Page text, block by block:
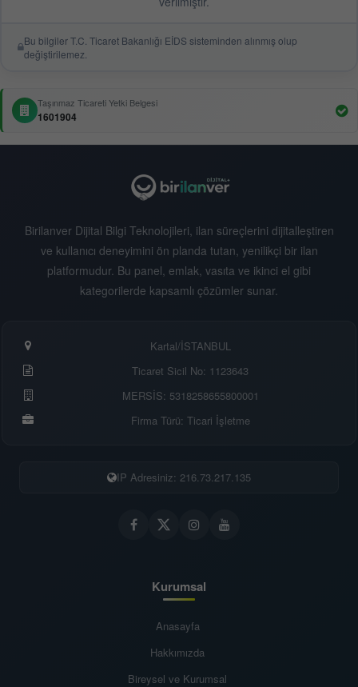
Bu bilgiler T.C. Ticaret Bakanlığı EİDS sisteminden alınmış olup
değiştirilemez.
Taşınmaz Ticareti Yetki Belgesi
1601904
Birilanver Dijital Bilgi Teknolojileri, ilan süreçlerini dijitalleştiren
ve kullanıcı deneyimini ön planda tutan, yenilikçi bir ilan
platformudur. Bu panel, emlak, vasıta ve ikinci el gibi
kategorilerde kapsamlı çözümler sunar.
Kartal/İSTANBUL
Ticaret Sicil No: 1123643
MERSİS: 5318258655800001
Firma Türü: Ticari İşletme
IP Adresiniz: 216.73.217.135
Kurumsal
Anasayfa
Hakkımızda
Bireysel ve Kurumsal